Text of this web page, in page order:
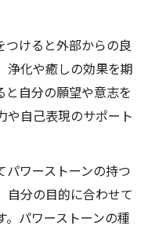
レス選びのポイン
用Q＆A
ね付けの効果と注
ブレスを身につけ
つけると外部からの良
浄化や癒しの効果を期
自分の願望や意志を
や自己表現のサポート
パワーストーンの持つ
自分の目的に合わせて
パワーストーンの種